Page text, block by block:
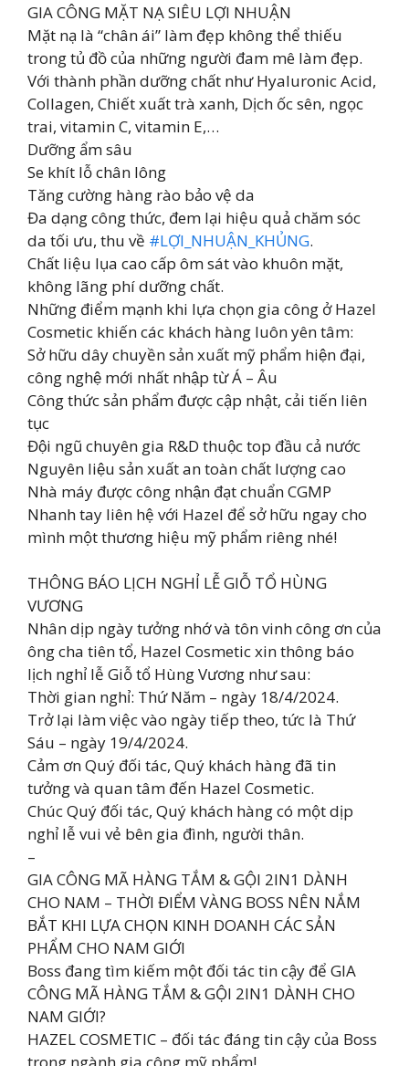
GIA CÔNG MẶT NẠ SIÊU LỢI NHUẬN
Mặt nạ là “chân ái” làm đẹp không thể thiếu
trong tủ đồ của những người đam mê làm đẹp.
Với thành phần dưỡng chất như Hyaluronic Acid,
Collagen, Chiết xuất trà xanh, Dịch ốc sên, ngọc
trai, vitamin C, vitamin E,…
Dưỡng ẩm sâu
Se khít lỗ chân lông
Tăng cường hàng rào bảo vệ da
Đa dạng công thức, đem lại hiệu quả chăm sóc
da tối ưu, thu về #LỢI_NHUẬN_KHỦNG.
Chất liệu lụa cao cấp ôm sát vào khuôn mặt,
không lãng phí dưỡng chất.
Những điểm mạnh khi lựa chọn gia công ở Hazel
Cosmetic khiến các khách hàng luôn yên tâm:
Sở hữu dây chuyền sản xuất mỹ phẩm hiện đại,
công nghệ mới nhất nhập từ Á – Âu
Công thức sản phẩm được cập nhật, cải tiến liên
tục
Đội ngũ chuyên gia R&D thuộc top đầu cả nước
Nguyên liệu sản xuất an toàn chất lượng cao
Nhà máy được công nhận đạt chuẩn CGMP
Nhanh tay liên hệ với Hazel để sở hữu ngay cho
mình một thương hiệu mỹ phẩm riêng nhé!
THÔNG BÁO LỊCH NGHỈ LỄ GIỖ TỔ HÙNG
VƯƠNG
Nhân dịp ngày tưởng nhớ và tôn vinh công ơn của
ông cha tiên tổ, Hazel Cosmetic xin thông báo
lịch nghỉ lễ Giỗ tổ Hùng Vương như sau:
Thời gian nghỉ: Thứ Năm – ngày 18/4/2024.
Trở lại làm việc vào ngày tiếp theo, tức là Thứ
Sáu – ngày 19/4/2024.
Cảm ơn Quý đối tác, Quý khách hàng đã tin
tưởng và quan tâm đến Hazel Cosmetic.
Chúc Quý đối tác, Quý khách hàng có một dịp
nghỉ lễ vui vẻ bên gia đình, người thân.
–
GIA CÔNG MÃ HÀNG TẮM & GỘI 2IN1 DÀNH
CHO NAM – THỜI ĐIỂM VÀNG BOSS NÊN NẮM
BẮT KHI LỰA CHỌN KINH DOANH CÁC SẢN
PHẨM CHO NAM GIỚI
Boss đang tìm kiếm một đối tác tin cậy để GIA
CÔNG MÃ HÀNG TẮM & GỘI 2IN1 DÀNH CHO
NAM GIỚI?
HAZEL COSMETIC – đối tác đáng tin cậy của Boss
trong ngành gia công mỹ phẩm!